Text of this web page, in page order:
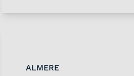
ALMERE